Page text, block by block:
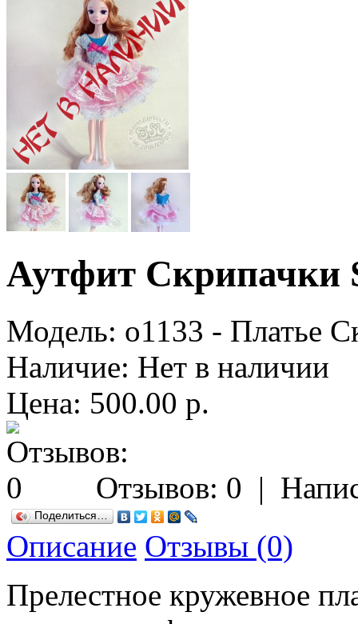
Аутфит Скрипачки
Модель: o1133 - Платье
Наличие: Нет в наличии
Цена: 500.00 р.
Отзывов: 0 |
Поделиться…
Описание Отзывы (0)
Прелестное кружевное